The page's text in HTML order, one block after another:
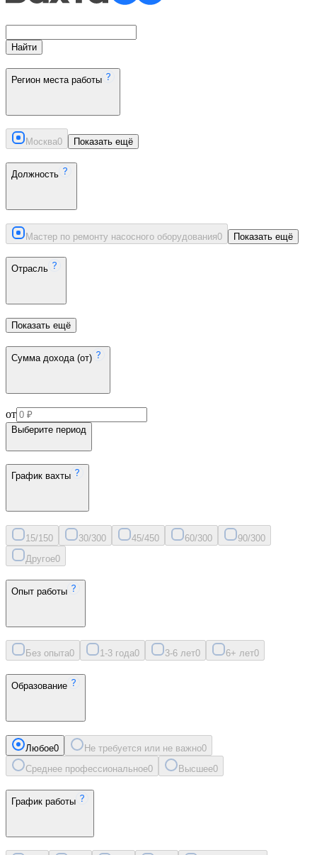
Найти
Регион места работы
Москва0 Показать ещё
Должность
Мастер по ремонту насосного оборудования0 Показать ещё
Отрасль
Показать ещё
Сумма дохода (от)
от
Выберите период
График вахты
15/150 30/300 45/450 60/300 90/300
Другое0
Опыт работы
Без опыта0 1-3 года0 3-6 лет0 6+ лет0
Образование
Любое0 Не требуется или не важно0
Среднее профессиональное0 Высшее0
График работы